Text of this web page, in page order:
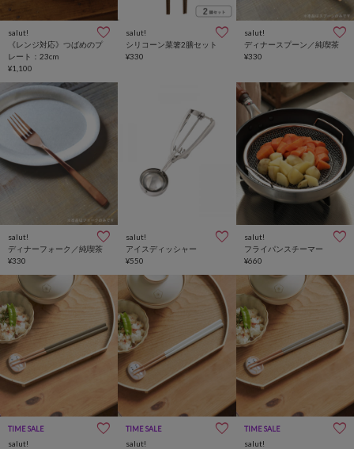
salut!
《レンジ対応》つばめのプ
レート：23cm
¥1,100
salut!
シリコーン菜箸2膳セット
¥330
salut!
ディナースプーン／純喫茶
¥330
salut!
ディナーフォーク／純喫茶
¥330
salut!
アイスディッシャー
¥550
salut!
フライパンスチーマー
¥660
TIME SALE
salut!
TIME SALE
salut!
TIME SALE
salut!